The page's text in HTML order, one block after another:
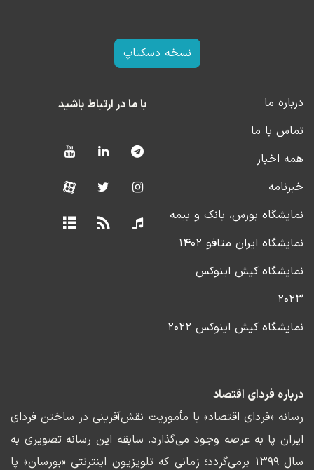
نسخه دسکتاپ
درباره ما
تماس با ما
همه اخبار
خبرنامه
نمایشگاه بورس، بانک و بیمه
نمایشگاه ایران متافو ۱۴۰۲
نمایشگاه کیش اینوکس
۲۰۲۳
نمایشگاه کیش اینوکس ۲۰۲۲
با ما در ارتباط باشید
درباره فردای اقتصاد
رسانه «فردای اقتصاد» با مأموریت نقش‌آفرینی در ساختن فردای
ایران پا به عرصه وجود می‌گذارد. سابقه این رسانه تصویری به
سال ۱۳۹۹ برمی‌گردد؛ زمانی که تلویزیون اینترنتی «بورسان» پا